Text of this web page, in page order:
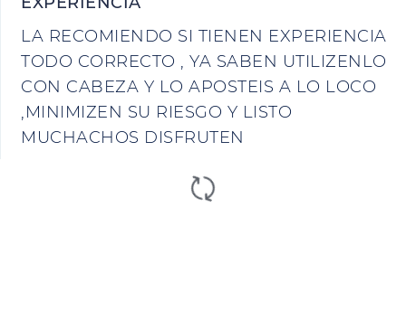
LA RECOMIENDO SI TIENEN EXPERIENCIA
TODO CORRECTO , YA SABEN UTILIZENLO
CON CABEZA Y LO APOSTEIS A LO LOCO
,MINIMIZEN SU RIESGO Y LISTO
MUCHACHOS DISFRUTEN